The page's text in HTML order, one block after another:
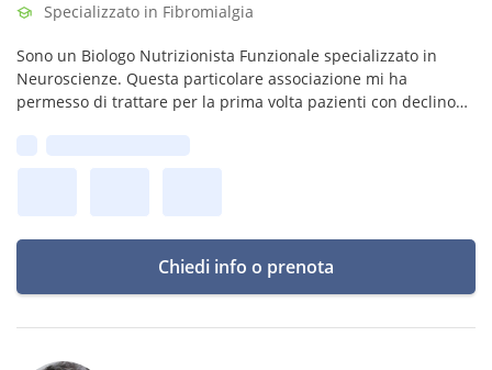
Specializzato in Fibromialgia
Sono un Biologo Nutrizionista Funzionale specializzato in
Neuroscienze. Questa particolare associazione mi ha
permesso di trattare per la prima volta pazienti con declino
Chiedi info o prenota